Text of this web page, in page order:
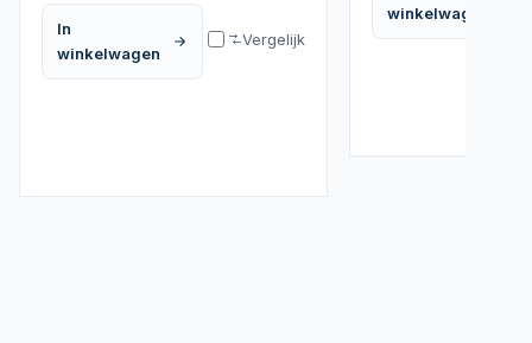
In
winkelwagen
Vergelijk
winkelwagen